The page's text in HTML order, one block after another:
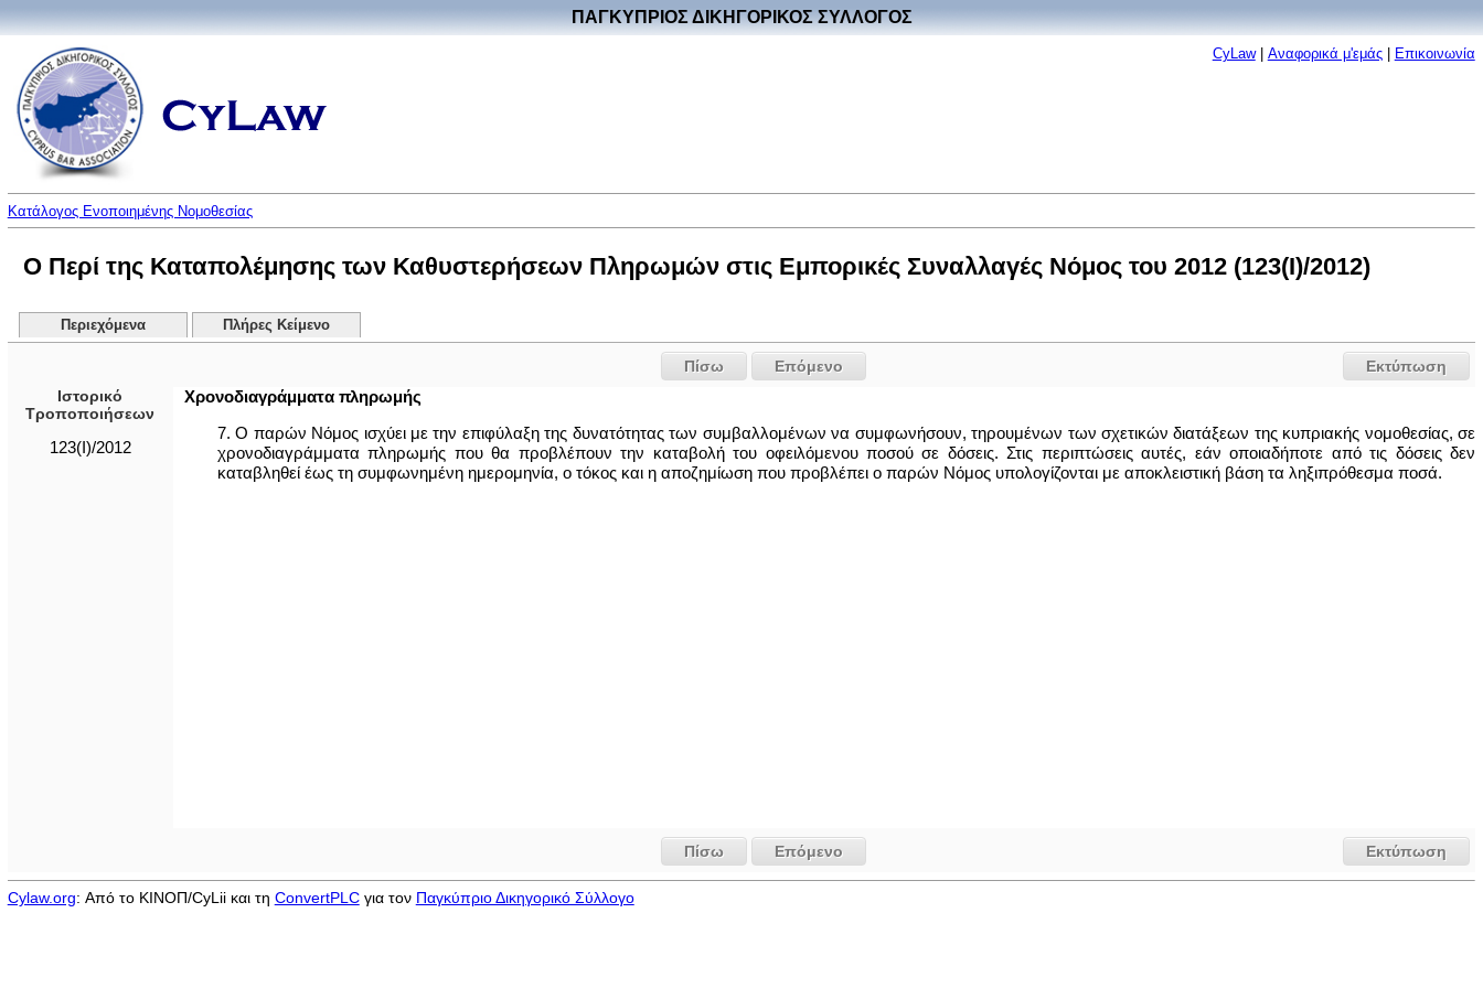
ΠΑΓΚΥΠΡΙΟΣ ΔΙΚΗΓΟΡΙΚΟΣ ΣΥΛΛΟΓΟΣ
CyLaw| Αναφορικά μ'εμάς| Επικοινωνία
Κατάλογος Ενοποιημένης Νομοθεσίας
Ο Περί της Καταπολέμησης των Καθυστερήσεων Πληρωμών στις Εμπορικές Συναλλαγές Νόμος του 2012 (123(I)/2012)
Περιεχόμενα Πλήρες Κείμενο
Εκτύπωση
Πίσω
Επόμενο
Ιστορικό
Τροποποιήσεων
123(I)/2012
Χρονοδιαγράμματα πληρωμής
7. Ο παρών Νόμος ισχύει με την επιφύλαξη της δυνατότητας των συμβαλλομένων να συμφωνήσουν, τηρουμένων των σχετικών διατάξεων της κυπριακής νομοθεσίας, σε
χρονοδιαγράμματα πληρωμής που θα προβλέπουν την καταβολή του οφειλόμενου ποσού σε δόσεις. Στις περιπτώσεις αυτές, εάν οποιαδήποτε από τις δόσεις δεν
καταβληθεί έως τη συμφωνημένη ημερομηνία, ο τόκος και η αποζημίωση που προβλέπει ο παρών Νόμος υπολογίζονται με αποκλειστική βάση τα ληξιπρόθεσμα ποσά.
Εκτύπωση
Πίσω Επόμενο
Cylaw.org: Από το ΚΙΝOΠ/CyLii και τη ConvertPLCγια τον Παγκύπριο Δικηγορικό Σύλλογο